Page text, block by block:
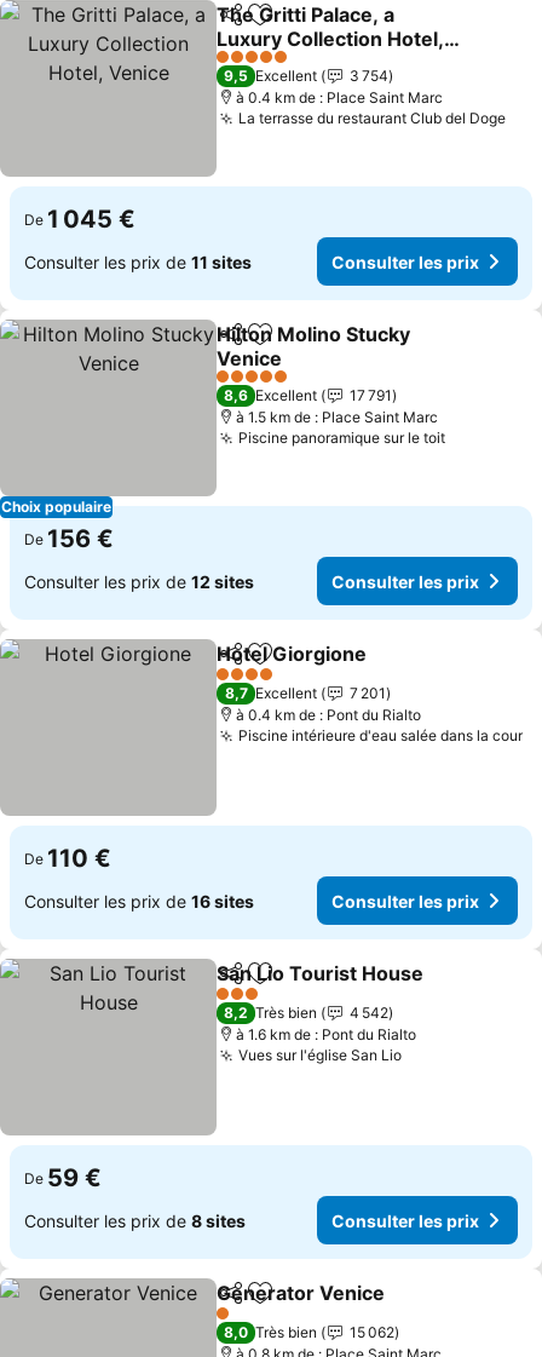
PartagerAjouter à mes favoris
The Gritti Palace, a
Luxury Collection Hotel,
Venice
Consulter les prix
5 Étoiles
9,5 Excellent
3 754
à 0.4 km de : Place Saint Marc
La terrasse du restaurant Club del Doge
De 1 045 €
Consulter les prix de 11 sites Consulter les prix
Choix populaire
PartagerAjouter à mes favoris
Hilton Molino Stucky
Venice
Consulter les prix
5 Étoiles
8,6 Excellent
17 791
à 1.5 km de : Place Saint Marc
Piscine panoramique sur le toitConsulter
De 156 €
Consulter les prix de 12 sites Consulter les prix
PartagerAjouter à mes favoris
Hotel Giorgione
4 Étoiles
8,7 Excellent
7 201
à 0.4 km de : Pont du Rialto
Piscine intérieure d'eau salée dans la cour
De 110 €
Consulter les prix de 16 sites Consulter les prix
PartagerAjouter à mes favoris
San Lio Tourist House
3 Étoiles
8,2 Très bien
4 542
à 1.6 km de : Pont du Rialto
Vues sur l'église San LioConsulter les
De 59 €
Consulter les prix de 8 sites Consulter les prix
PartagerAjouter à mes favoris
Generator Venice
1 Étoiles
8,0 Très bien
15 062